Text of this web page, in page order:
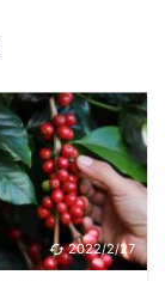
2022/2/27